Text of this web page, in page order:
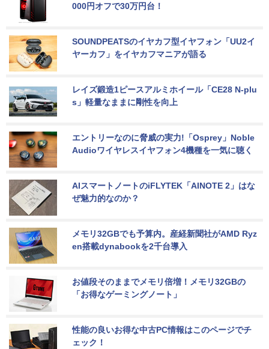
000円オフで30万円台！
SOUNDPEATSのイヤカフ型イヤフォン「UU2イ
ヤーカフ」をイヤカフマニアが語る
レイズ鍛造1ピースアルミホイール「CE28 N-plu
s」軽量なままに剛性を向上
エントリーなのに脅威の実力!「Osprey」Noble
Audioワイヤレスイヤフォン4機種を一気に聴く
AIスマートノートのiFLYTEK「AINOTE 2」はな
ぜ魅力的なのか？
メモリ32GBでも予算内。産経新聞社がAMD Ryz
en搭載dynabookを2千台導入
お値段そのままでメモリ倍増！メモリ32GBの
「お得なゲーミングノート」
性能の良いお得な中古PC情報はこのページでチ
ェック！